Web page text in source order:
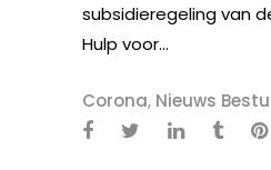
subsidieregeling van
Hulp voor...
Corona, Nieuws